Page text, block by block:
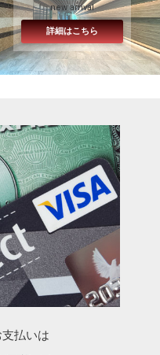
new arrival
詳細はこちら
払いは